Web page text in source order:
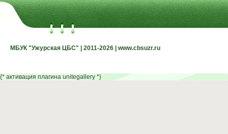
МБУК "Ужурская ЦБС" | 2011-2026 | www.cbsuzr.ru
МБУК "Ужурская ЦБС" | 2011-2026 | www.cbsuzr.ru
{* активация плагина unitegallery *}